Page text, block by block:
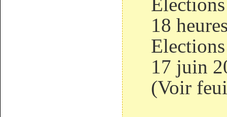
18
17 juin
(Voir